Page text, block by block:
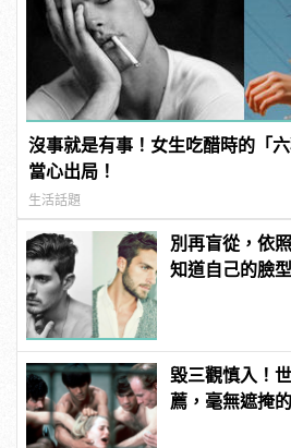
沒事就是有事！女生吃醋時的「
當心出局！
生活話題
別再盲從，依
知道自己的臉
毀三觀慎入！
薦，毫無遮掩